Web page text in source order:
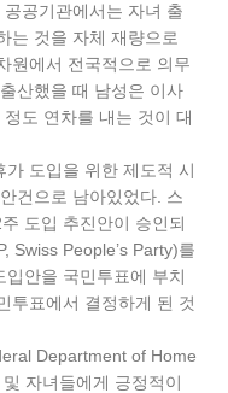
공기관에서는 자녀 출
는 것을 자체 재량으로
원에서 전국적으로 의무
산했을 때 남성은 이사
도 연차를 내는 것이 대
도입을 위한 제도적 시
건으로 남아있었다. 스
도입 추진안이 승인되
Swiss People’s Party)를
안을 국민투표에 부치
투표에서 결정하게 된 것
Department of Home
자녀들에게 긍정적이